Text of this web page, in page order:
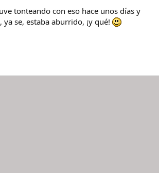
tonteando con eso hace unos días y
se, estaba aburrido, ¡y qué!